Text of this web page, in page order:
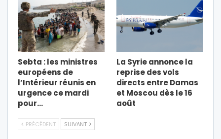
Sebta : les ministres
européens de
l’Intérieur réunis en
urgence ce mardi
pour…
La Syrie annonce la
reprise des vols
directs entre Damas
et Moscou dès le 16
août
PRÉCÉDENT SUIVANT